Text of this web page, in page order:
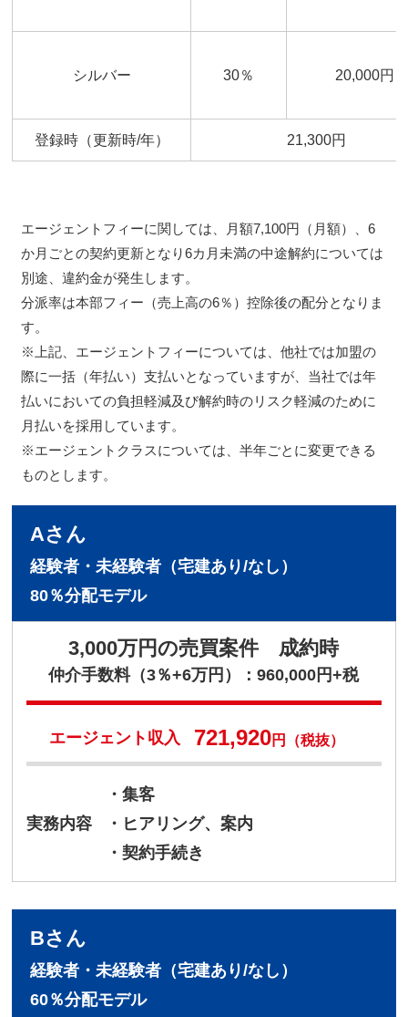
シルバー 30％ 20,000円
登録時（更新時/年） 21,300円
エージェントフィーに関しては、月額7,100円（月額）、6
か月ごとの契約更新となり6カ月未満の中途解約については
別途、違約金が発生します。
分派率は本部フィー（売上高の6％）控除後の配分となりま
す。
※上記、エージェントフィーについては、他社では加盟の
際に一括（年払い）支払いとなっていますが、当社では年
払いにおいての負担軽減及び解約時のリスク軽減のために
月払いを採用しています。
※エージェントクラスについては、半年ごとに変更できる
ものとします。
Aさん
経験者・未経験者（宅建あり/なし）
80％分配モデル
3,000万円の売買案件 成約時
仲介手数料（3％+6万円）：960,000円+税
エージェント収入 721,920円（税抜）
実務内容
・集客
・ヒアリング、案内
・契約手続き
Bさん
経験者・未経験者（宅建あり/なし）
60％分配モデル